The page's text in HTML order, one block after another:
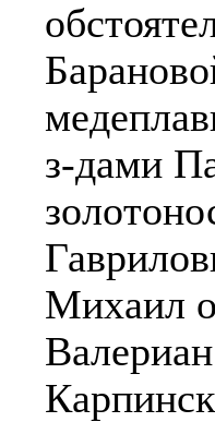
з-дами
Михаил